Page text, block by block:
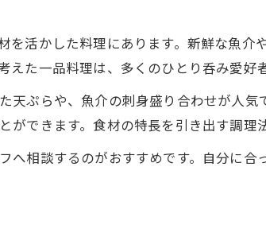
酒で広がるひとり呑みの贅沢な時間
理と酒のマリアージュを楽しむひとり呑
活かした料理にあります。新鮮な魚
た一品料理は、多くのひとり呑み愛好
ぷらや、魚介の刺身盛り合わせが人気
できます。食材の特長を引き出す調理
相談するのがおすすめです。自分に